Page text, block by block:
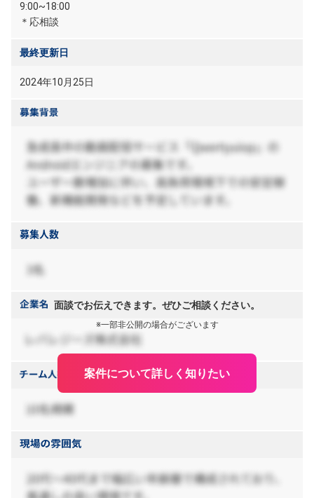
9:00~18:00
＊応相談
最終更新日
2024年10月25日
面談でお伝えできます。ぜひご相談ください。
※一部非公開の場合がございます
案件について詳しく知りたい